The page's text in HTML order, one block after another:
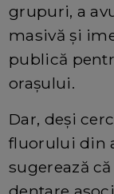
grupuri, a
masivă și
publică
orașului.
Dar, deși
fluorului din
sugerează